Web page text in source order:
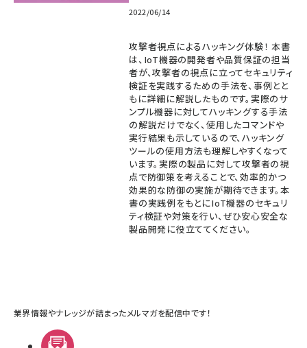
2022/06/14
攻撃者視点によるハッキング体験！ 本書
は、IoT機器の開発者や品質保証の担当
者が、攻撃者の視点に立ってセキュリティ
検証を実践するための手法を、事例とと
もに詳細に解説したものです。実際のサ
ンプル機器に対してハッキングする手法
の解説だけでなく、使用したコマンドや
実行結果も示しているので、ハッキング
ツールの使用方法も理解しやすくなって
います。実際の製品に対して攻撃者の視
点で防御策を考えることで、効率的かつ
効果的な防御の実施が期待できます。本
書の実践例をもとにIoT機器のセキュリ
ティ検証や対策を行い、ぜひ安心安全な
製品開発に役立ててください。
業界情報やナレッジが詰まったメルマガを配信中です！